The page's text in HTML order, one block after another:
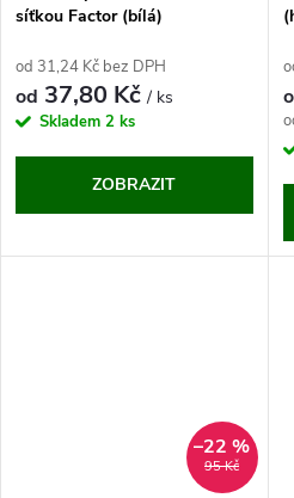
síťkou Factor (bílá)
od 31,24 Kč bez DPH
od 37,80 Kč/ ks
Skladem 2 ks
ZOBRAZIT
95 Kč
–22 %